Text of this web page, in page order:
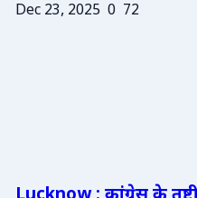
Dec 23, 2025 0 72